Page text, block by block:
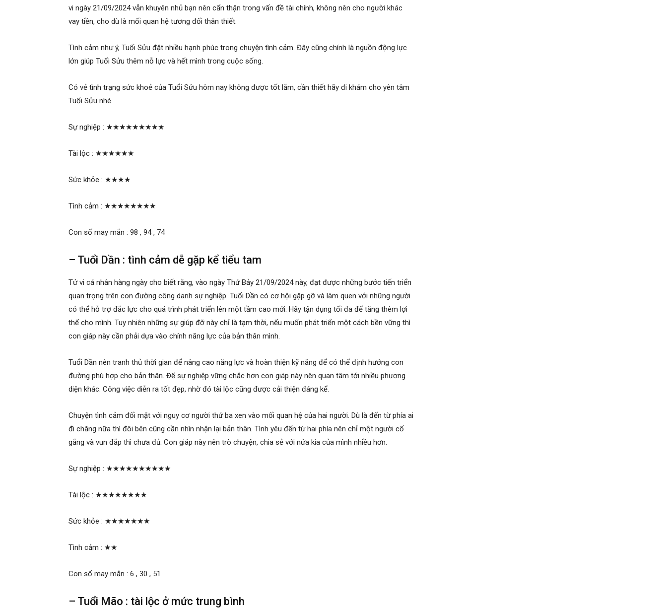
vi ngày 21/09/2024 vẫn khuyên nhủ bạn nên cẩn thận trong vấn đề tài chính, không nên cho người khác
vay tiền, cho dù là mối quan hệ tương đối thân thiết.
Tình cảm như ý, Tuổi Sửu đặt nhiều hạnh phúc trong chuyện tình cảm. Đây cũng chính là nguồn động lực
lớn giúp Tuổi Sửu thêm nỗ lực và hết mình trong cuộc sống.
Có vẻ tình trạng sức khoẻ của Tuổi Sửu hôm nay không được tốt lắm, cần thiết hãy đi khám cho yên tâm
Tuổi Sửu nhé.
Sự nghiệp : ★★★★★★★★★
Tài lộc : ★★★★★★
Sức khỏe : ★★★★
Tình cảm : ★★★★★★★★
Con số may mắn : 98 , 94 , 74
– Tuổi Dần : tình cảm dễ gặp kể tiểu tam
Tử vi cá nhân hàng ngày cho biết rằng, vào ngày Thứ Bảy 21/09/2024 này, đạt được những bước tiến triển
quan trọng trên con đường công danh sự nghiệp. Tuổi Dần có cơ hội gặp gỡ và làm quen với những người
có thể hỗ trợ đắc lực cho quá trình phát triển lên một tầm cao mới. Hãy tận dụng tối đa để tăng thêm lợi
thế cho mình. Tuy nhiên những sự giúp đỡ này chỉ là tạm thời, nếu muốn phát triển một cách bền vững thì
con giáp này cần phải dựa vào chính năng lực của bản thân mình.
Tuổi Dần nên tranh thủ thời gian để nâng cao năng lực và hoàn thiện kỹ năng để có thể định hướng con
đường phù hợp cho bản thân. Để sự nghiệp vững chắc hơn con giáp này nên quan tâm tới nhiều phương
diện khác. Công việc diễn ra tốt đẹp, nhờ đó tài lộc cũng được cải thiện đáng kể.
Chuyện tình cảm đối mặt với nguy cơ người thứ ba xen vào mối quan hệ của hai người. Dù là đến từ phía ai
đi chăng nữa thì đôi bên cũng cần nhìn nhận lại bản thân. Tình yêu đến từ hai phía nên chỉ một người cố
gắng và vun đắp thì chưa đủ. Con giáp này nên trò chuyện, chia sẻ với nửa kia của mình nhiều hơn.
Sự nghiệp : ★★★★★★★★★★
Tài lộc : ★★★★★★★★
Sức khỏe : ★★★★★★★
Tình cảm : ★★
Con số may mắn : 6 , 30 , 51
– Tuổi Mão : tài lộc ở mức trung bình